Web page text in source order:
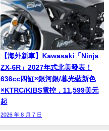
【海外新車】Kawasaki「Ninja
ZX-6R」2027年式北美發表！
636cc四缸×銀河銀/暮光藍新色
×KTRC/KIBS電控，11,599美元
起
2026 年 8 月 7 日